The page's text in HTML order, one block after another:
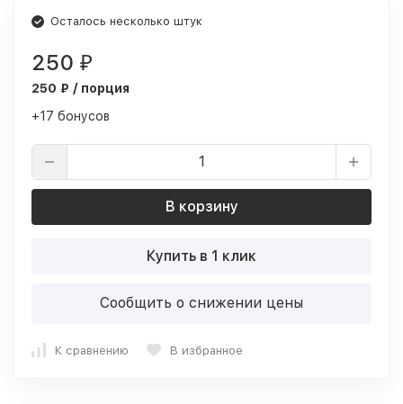
Осталось несколько штук
250 ₽
250 ₽ / порция
+17 бонусов
В корзину
Купить в 1 клик
Сообщить о снижении цены
К сравнению В избранное